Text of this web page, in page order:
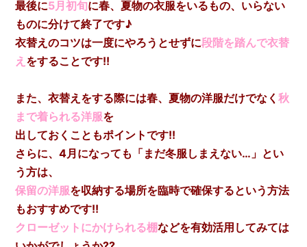
最後に5月初旬に春、夏物の衣服をいるもの、いらない
ものに分けて終了です♪
衣替えのコツは一度にやろうとせずに段階を踏んで衣替
え をすることです!!
また、衣替えをする際には春、夏物の洋服だけでなく秋
まで着られる洋服を
出しておくこともポイントです!!
さらに、4月になっても「まだ冬服しまえない…」とい
う方は、
保留の洋服を収納する場所を臨時で確保するという方法
もおすすめです!!
クローゼットにかけられる棚などを有効活用してみては